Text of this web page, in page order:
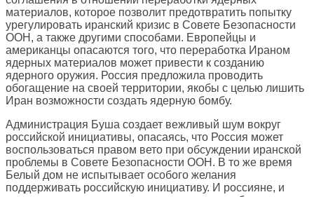
материалов, которое позволит предотвратить попытку
урегулировать иранский кризис в Совете Безопасности
ООН, а также другими способами. Европейцы и
американцы опасаются того, что переработка Ираном
ядерных материалов может привести к созданию
ядерного оружия. Россия предложила проводить
обогащение на своей территории, якобы с целью лишить
Иран возможности создать ядерную бомбу.
Администрация Буша создает вежливый шум вокруг
российской инициативы, опасаясь, что Россия может
воспользоваться правом вето при обсуждении иранской
проблемы в Совете Безопасности ООН. В то же время
Белый дом не испытывает особого желания
поддерживать российскую инициативу. И россияне, и